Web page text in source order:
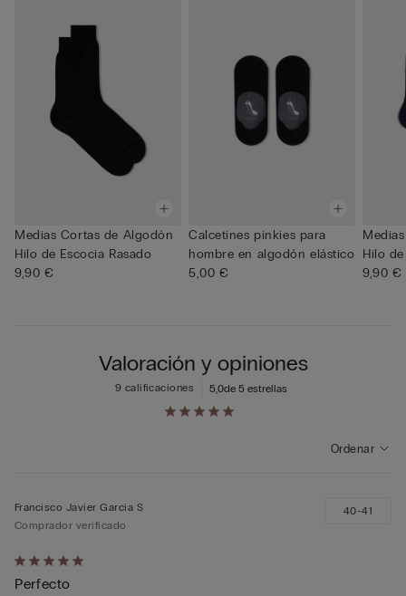
Medias Cortas de Algodón
Hilo de Escocia Rasado
9,90 €
Calcetines pinkies para
hombre en algodón elástico
5,00 €
Hilo
9,90 €
Valoración y opiniones
5,0de 5 estrellas
9 calificaciones
Ordenar
Calificación
de
Francisco Javier Garcia S
Comprador verificado
Perfecto
40-41